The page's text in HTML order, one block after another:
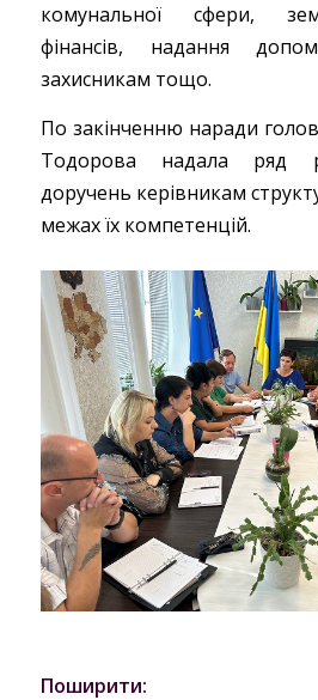
комунальної сфери,
фінансів, надання
захисникам тощо.
По закінченню наради
Тодорова надала ряд
доручень керівникам
межах їх компетенцій.
Поширити: